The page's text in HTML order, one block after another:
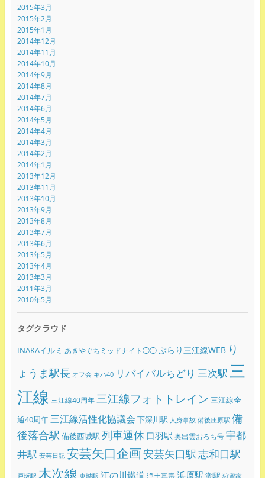
2015年3月
2015年2月
2015年1月
2014年12月
2014年11月
2014年10月
2014年9月
2014年8月
2014年7月
2014年6月
2014年5月
2014年4月
2014年3月
2014年2月
2014年1月
2013年12月
2013年11月
2013年10月
2013年9月
2013年8月
2013年7月
2013年6月
2013年5月
2013年4月
2013年3月
2011年3月
2010年5月
タグクラウド
INAKAイルミ あきやぐちミッドナイト◯◯ ぶらり三江線WEB り
ょうま駅長 オフ会 キハ40 リバイバルちどり 三次駅 三
江線 三江線40周年 三江線フォトトレイン 三江線全
通40周年三江線活性化協議会 下深川駅 人身事故 備後庄原駅 備
後落合駅 備後西城駅 列車運休 口羽駅 奥出雲おろち号 宇都
井駅 安芸日記 安芸矢口企画安芸矢口駅志和口駅
戸坂駅 木次線 東城駅 江の川鐵道 浄土真宗 浜原駅 潮駅 狩留家